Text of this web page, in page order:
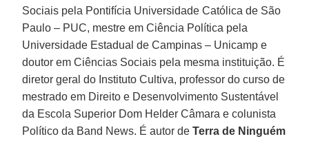
Sociais pela Pontifícia Universidade Católica de São
Paulo – PUC, mestre em Ciência Política pela
Universidade Estadual de Campinas – Unicamp e
doutor em Ciências Sociais pela mesma instituição. É
diretor geral do Instituto Cultiva, professor do curso de
mestrado em Direito e Desenvolvimento Sustentável
da Escola Superior Dom Helder Câmara e colunista
Político da Band News. É autor deTerra de Ninguém